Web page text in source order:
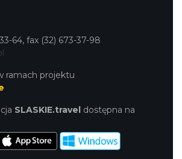
64, fax (32) 673-37-98
ramach projektu
SLASKIE.travel dostępna na